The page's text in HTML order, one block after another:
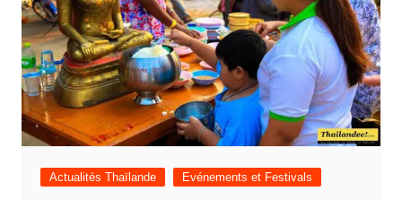
Actualités Thaïlande Evénements et Festivals